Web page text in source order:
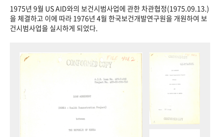
1975년 9월 US AID와의 보건시범사업에 관한 차관협정(1975.09.13.)
을 체결하고 이에 따라 1976년 4월 한국보건개발연구원을 개원하여 보
건시범사업을 실시하게 되었다.